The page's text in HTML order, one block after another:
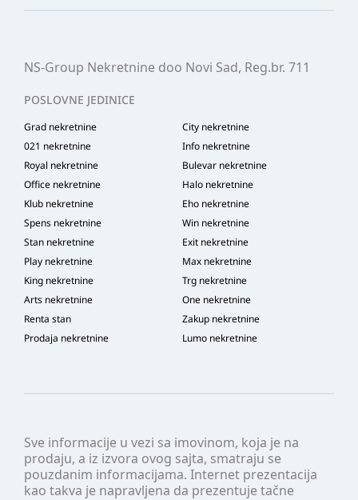
Sve informacije u vezi sa imovinom, koja je na
prodaju, a iz izvora ovog sajta, smatraju se
pouzdanim informacijama. Internet prezentacija
kao takva je napravljena da prezentuje tačne
NS-Group Nekretnine doo Novi Sad, Reg.br. 711
POSLOVNE JEDINICE
Grad nekretnine
City nekretnine
021 nekretnine
Info nekretnine
Royal nekretnine
Bulevar nekretnine
Office nekretnine
Halo nekretnine
Klub nekretnine
Eho nekretnine
Spens nekretnine
Win nekretnine
Stan nekretnine
Exit nekretnine
Play nekretnine
Max nekretnine
King nekretnine
Trg nekretnine
Arts nekretnine
One nekretnine
Renta stan
Zakup nekretnine
Prodaja nekretnine
Lumo nekretnine